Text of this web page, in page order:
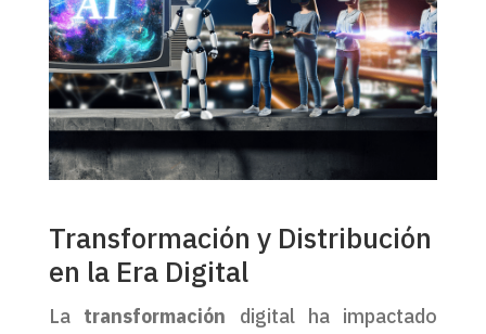
Transformación y Distribución
en la Era Digital
La transformación digital ha impactado